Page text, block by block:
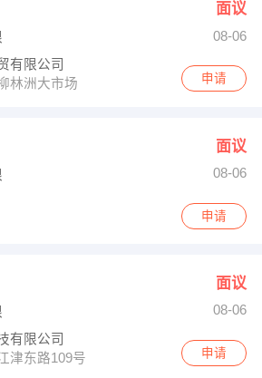
面议
08-06
有限公司
林洲大市场
申请
面议
08-06
申请
面议
08-06
有限公司
津东路109号
申请